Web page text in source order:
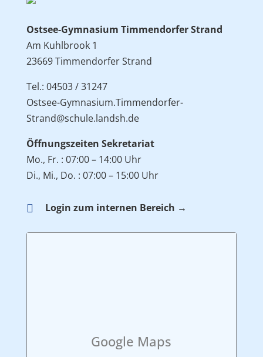
Ostsee-Gymnasium Timmendorfer Strand
Am Kuhlbrook 1
23669 Timmendorfer Strand
Tel.: 04503 / 31247
Ostsee-Gymnasium.Timmendorfer-
Strand@schule.landsh.de
Öffnungszeiten Sekretariat
Mo., Fr. : 07:00 – 14:00 Uhr
Di., Mi., Do. : 07:00 – 15:00 Uhr
 Login zum internen Bereich →
Google Maps